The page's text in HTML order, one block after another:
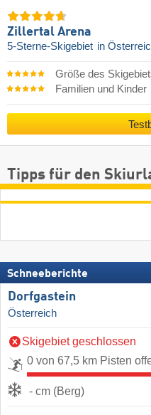
Zillertal Arena
5-Sterne-Skigebiet in
Größe des
Familien und Kinder
Tipps für den
Schneeberichte
Dorfgastein
Österreich
Skigebiet geschlossen
0 von 67,5 km Pisten
- cm (Berg)